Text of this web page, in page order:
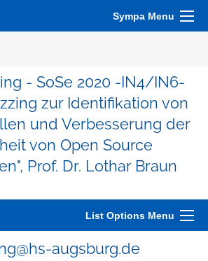
Sympa Menu
- SoSe 2020 -IN4/IN6-
zur Identifikation von
und Verbesserung der
von Open Source
Prof. Dr. Lothar Braun
List Options Menu
augsburg.de